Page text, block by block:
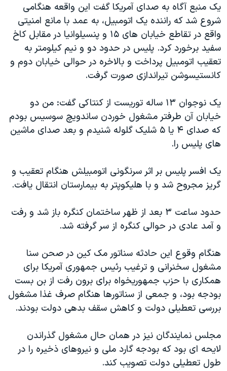
یک منبع آگاه به صدای آمریکا گفت این واقعه هنگامی
شروع شد که راننده یک اتومبیل، به عمد با مانع امنیتی
واقع در تقاطع خیابان های ۱۵ و پنسیلوانیا در مقابل کاخ
سفید برخورد کرد. پلیس در حدود دو و نیم کیلومتر به
تعقیب اتومبیل پرداخت و بالاخره در حوالی خیابان دوم و
کانستیسوشن تیراندازی صورت گرفت.
یک نوجوان ۱۳ ساله توریست از کنتاکی گفت: من دو
خیابان آن طرفتر مشغول خوردن ساندویچ سوسیس بودم
که صدای ۴ یا ۵ شلیک گلوله شنیدم و بعد صدای ماشین
های پلیس را.
یک افسر پلیس بر اثر سرنگونی اتومبیلش هنگام تعقیب و
گریز مجروح شد و با هلیکوپتر به بیمارستان انتقال یافت.
حدود ساعت ۳ بعد از ظهر ساختمان کنگره باز شد و رفت
و آمد عادی در حوالی کنگره از سر گرفته شد.
هنگام وقوع این حادثه سناتور مک کین در صحن سنا
مشغول سخنرانی و ترغیب رئیس جمهوری آمریکا برای
همکاری با حزب جمهوریخواه برای برون رفت از بن بست
بودجه بود، و جمعی از سناتورها هنگام صرف غذا مشغول
بررسی تعطیلی دولت و کاهش سقف بدهی دولت بودند.
مجلس نمایندگان نیز در همان حال مشغول گذراندن
لایحه ای بود که بودجه گارد ملی و نیروهای ذخیره را در
طول تعطیلی دولت تصویب کند.